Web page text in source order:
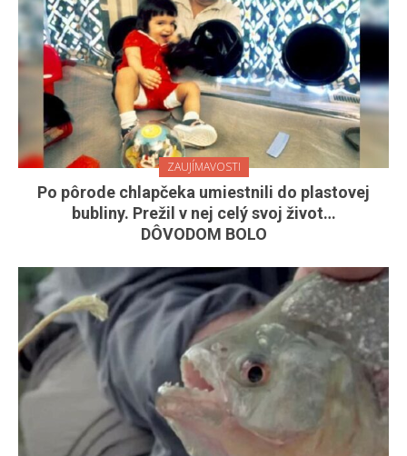
ZAUJÍMAVOSTI
Po pôrode chlapčeka umiestnili do plastovej
bubliny. Prežil v nej celý svoj život…
DÔVODOM BOLO